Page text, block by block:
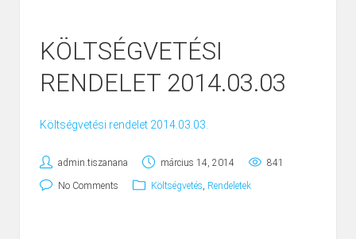
KÖLTSÉGVETÉSI
RENDELET 2014.03.03
Költségvetési rendelet 2014.03.03.
admin.tiszanana március 14, 2014 841
No Comments Költségvetés, Rendeletek